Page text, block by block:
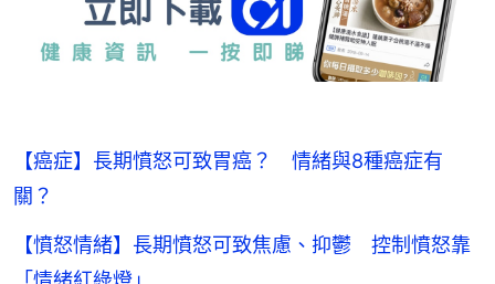
【癌症】長期憤怒可致胃癌？ 情緒與8種癌症有
關？
【憤怒情緒】長期憤怒可致焦慮、抑鬱 控制憤怒靠